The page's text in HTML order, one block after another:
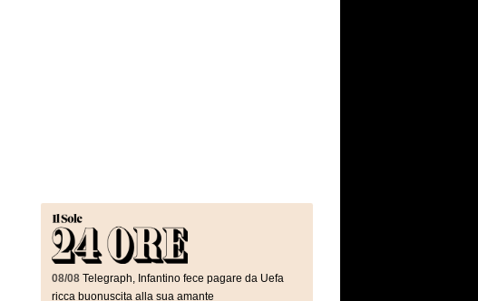
08/08 Telegraph, Infantino fece pagare da Uefa
ricca buonuscita alla sua amante